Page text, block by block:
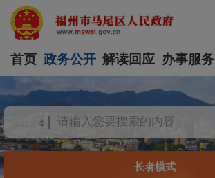
首页 政务公开 解读回应 办事服务
长者模式